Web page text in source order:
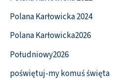
Polana Karłowicka 2024
Polana Karłowicka2026
Południowy2026
poświętuj-my komuś święta